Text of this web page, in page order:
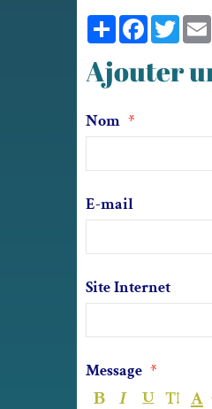
PartagerFacebook
Ajouter
Nom
E-mail
Site Internet
Message